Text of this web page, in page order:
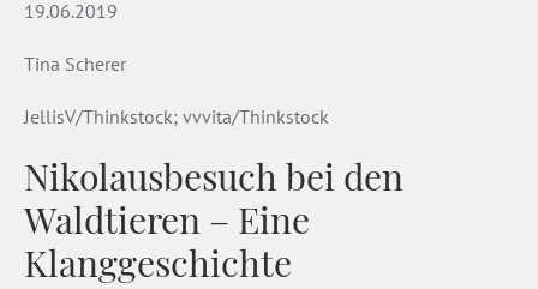
19.06.2019
Tina Scherer
JellisV/Thinkstock; vvvita/Thinkstock
Nikolausbesuch bei den
Waldtieren – Eine
Klanggeschichte